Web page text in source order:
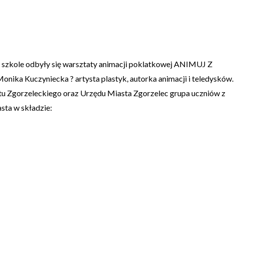
odbyły się warsztaty animacji poklatkowej ANIMUJ Z
Kuczyniecka ? artysta plastyk, autorka animacji i teledysków.
Zgorzeleckiego oraz Urzędu Miasta Zgorzelec grupa uczniów z
w składzie: